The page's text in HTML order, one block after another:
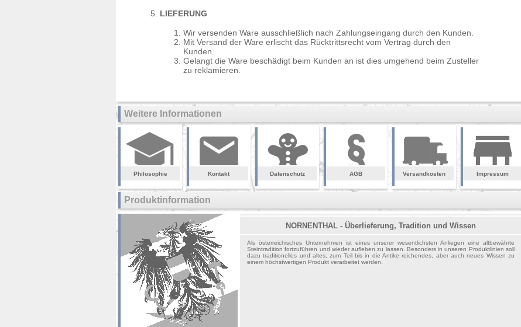
LIEFERUNG
Wir versenden Ware ausschließlich nach Zahlungseingang durch den Kunden.
Mit Versand der Ware erlischt das Rücktrittsrecht vom Vertrag durch den
Kunden.
Gelangt die Ware beschädigt beim Kunden an ist dies umgehend beim Zusteller
zu reklamieren.
Weitere Informationen
Philosophie Kontakt Datenschutz AGB Versandkosten Impressum
Produktinformation
NORNENTHAL - Überlieferung, Tradition und Wissen
Als österreichisches Unternehmen ist eines unserer wesentlichsten Anliegen eine altbewährte
Steintradition fortzuführen und wieder aufleben zu lassen. Besonders in unseren Produktlinien soll
dazu traditionelles und altes, zum Teil bis in die Antike reichendes, aber auch neues Wissen zu
einem höchstwertigen Produkt verarbeitet werden.